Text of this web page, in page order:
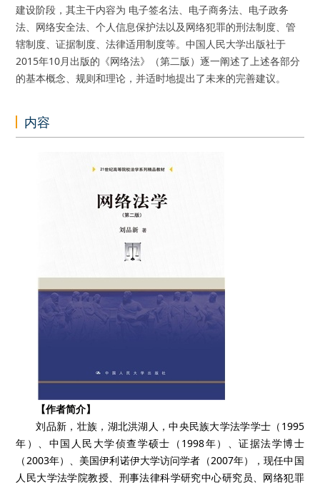
建设阶段，其主干内容为 电子签名法、电子商务法、电子政务
法、网络安全法、个人信息保护法以及网络犯罪的刑法制度、管
辖制度、证据制度、法律适用制度等。中国人民大学出版社于
2015年10月出版的《网络法》（第二版）逐一阐述了上述各部分
的基本概念、规则和理论，并适时地提出了未来的完善建议。
内容
【作者简介】
刘品新，壮族，湖北洪湖人，中央民族大学法学学士（1995
年）、中国人民大学侦查学硕士（1998年）、证据法学博士
（2003年）、美国伊利诺伊大学访问学者（2007年），现任中国
人民大学法学院教授、刑事法律科学研究中心研究员、网络犯罪